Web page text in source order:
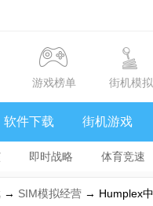
游戏榜单 街机模拟
软件下载 街机游戏
即时战略 体育竞速
→ SIM模拟经营 → Humplex